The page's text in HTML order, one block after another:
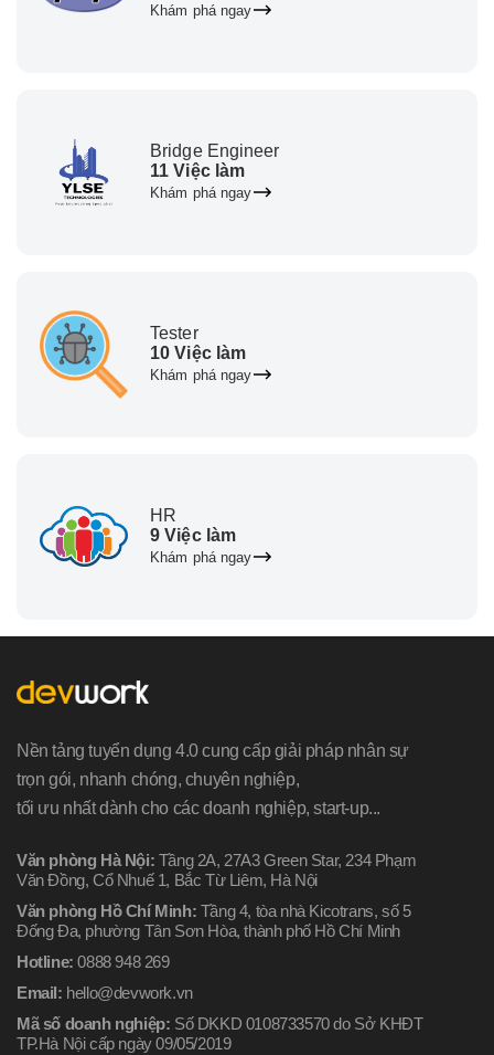
Khám phá ngay
Bridge Engineer
11 Việc làm
Khám phá ngay
Tester
10 Việc làm
Khám phá ngay
HR
9 Việc làm
Khám phá ngay
Nền tảng tuyển dụng 4.0 cung cấp giải pháp nhân sự
trọn gói, nhanh chóng, chuyên nghiệp,
tối ưu nhất dành cho các doanh nghiệp, start-up...
Văn phòng Hà Nội: Tầng 2A, 27A3 Green Star, 234 Phạm
Văn Đồng, Cổ Nhuế 1, Bắc Từ Liêm, Hà Nội
Văn phòng Hồ Chí Minh: Tầng 4, tòa nhà Kicotrans, số 5
Đống Đa, phường Tân Sơn Hòa, thành phố Hồ Chí Minh
Hotline: 0888 948 269
Email: hello@devwork.vn
Mã số doanh nghiệp: Số DKKD 0108733570 do Sở KHĐT
TP.Hà Nội cấp ngày 09/05/2019